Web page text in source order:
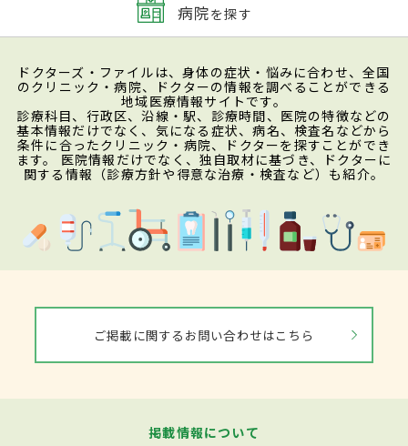
病院を探す
ドクターズ・ファイルは、身体の症状・悩みに合わせ、全国
のクリニック・病院、ドクターの情報を調べることができる
地域医療情報サイトです。
診療科目、行政区、沿線・駅、診療時間、医院の特徴などの
基本情報だけでなく、気になる症状、病名、検査名などから
条件に合ったクリニック・病院、ドクターを探すことができ
ます。 医院情報だけでなく、独自取材に基づき、ドクターに
関する情報（診療方針や得意な治療・検査など）も紹介。
ご掲載に関するお問い合わせはこちら
掲載情報について